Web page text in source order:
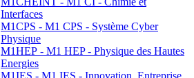
Interfaces
M1CPS - M1 CPS - Système Cyber
Physique
M1HEP - M1 HEP - Physique des Hautes
Energies
M1IES - M1 IES - Innovation, Entreprise